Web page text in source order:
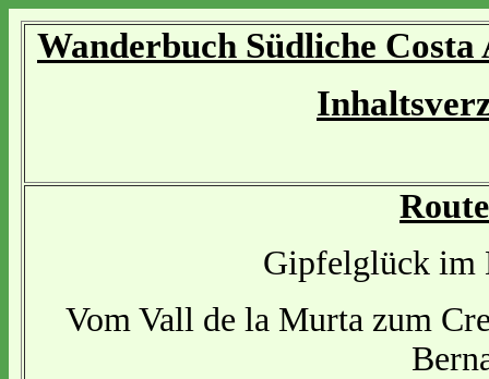
Wanderbuch Südliche
Gipfelglück im
Vom Vall de la Murta zum